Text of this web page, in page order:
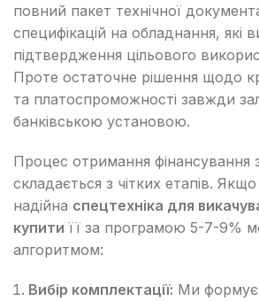
повний пакет технічної
специфікацій на обладнання, які
підтвердження цільового
Проте остаточне рішення щодо
та платоспроможності завжди
банківською установою.
Процес отримання фінансування
складається з чітких етапів.
надійна спецтехніка для
купити її за програмою 5-7-9%
алгоритмом:
Вибір комплектації: Ми